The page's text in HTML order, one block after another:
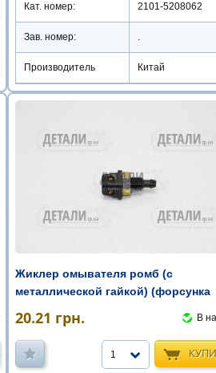
Кат. номер: 2101-5208062
Зав. номер: .
Производитель Китай
Жиклер омывателя ромб (с
металлической гайкой) (форсунка
20.21 грн. В
1